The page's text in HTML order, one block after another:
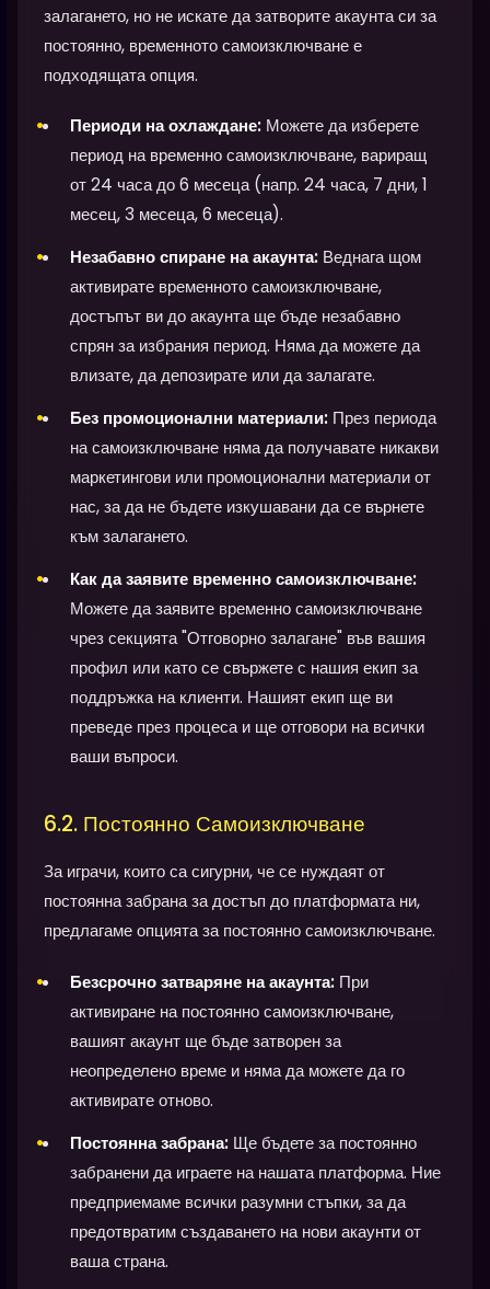
залагането, но не искате да затворите акаунта си за
постоянно, временното самоизключване е
подходящата опция.
Периоди на охлаждане: Можете да изберете
период на временно самоизключване, вариращ
от 24 часа до 6 месеца (напр. 24 часа, 7 дни, 1
месец, 3 месеца, 6 месеца).
Незабавно спиране на акаунта: Веднага щом
активирате временното самоизключване,
достъпът ви до акаунта ще бъде незабавно
спрян за избрания период. Няма да можете да
влизате, да депозирате или да залагате.
Без промоционални материали: През периода
на самоизключване няма да получавате никакви
маркетингови или промоционални материали от
нас, за да не бъдете изкушавани да се върнете
към залагането.
Как да заявите временно самоизключване:
Можете да заявите временно самоизключване
чрез секцията "Отговорно залагане" във вашия
профил или като се свържете с нашия екип за
поддръжка на клиенти. Нашият екип ще ви
преведе през процеса и ще отговори на всички
ваши въпроси.
6.2. Постоянно Самоизключване
За играчи, които са сигурни, че се нуждаят от
постоянна забрана за достъп до платформата ни,
предлагаме опцията за постоянно самоизключване.
Безсрочно затваряне на акаунта: При
активиране на постоянно самоизключване,
вашият акаунт ще бъде затворен за
неопределено време и няма да можете да го
активирате отново.
Постоянна забрана: Ще бъдете за постоянно
забранени да играете на нашата платформа. Ние
предприемаме всички разумни стъпки, за да
предотвратим създаването на нови акаунти от
ваша страна.